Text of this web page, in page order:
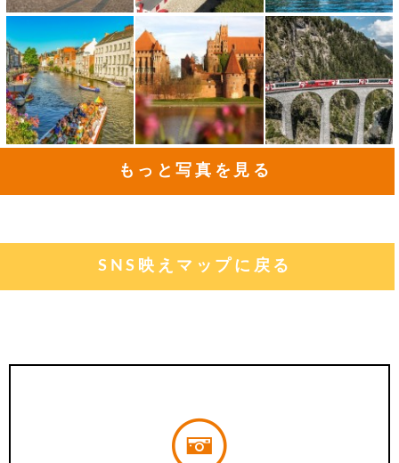
もっと写真を見る
SNS映えマップに戻る